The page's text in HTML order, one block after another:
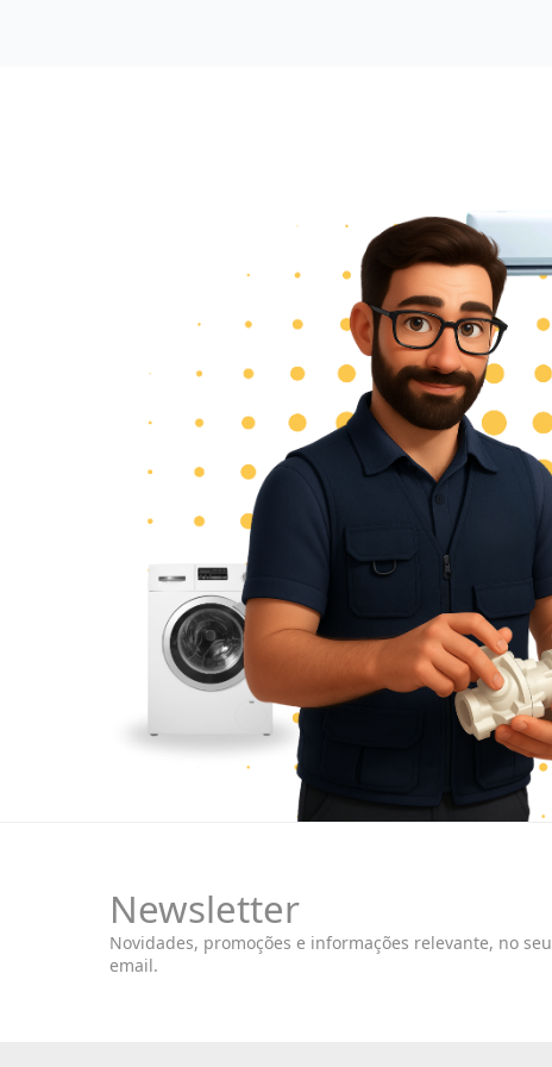
Newsletter
Novidades, promoções e informações relevante, no seu
email.